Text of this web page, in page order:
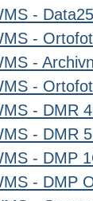
-
-
-
-
- DMR
- DMR
- DMP
- DMP